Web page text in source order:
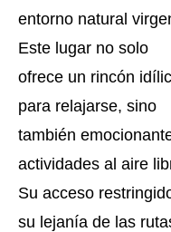
entorno natural
Este lugar no solo
ofrece un rincón
para relajarse, sino
también
actividades al aire
Su acceso
su lejanía de las